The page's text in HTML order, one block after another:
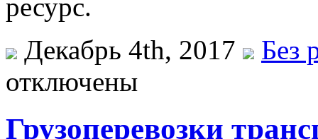
ресурс.
Декабрь 4th, 2017
Без
отключены
Грузоперевозки